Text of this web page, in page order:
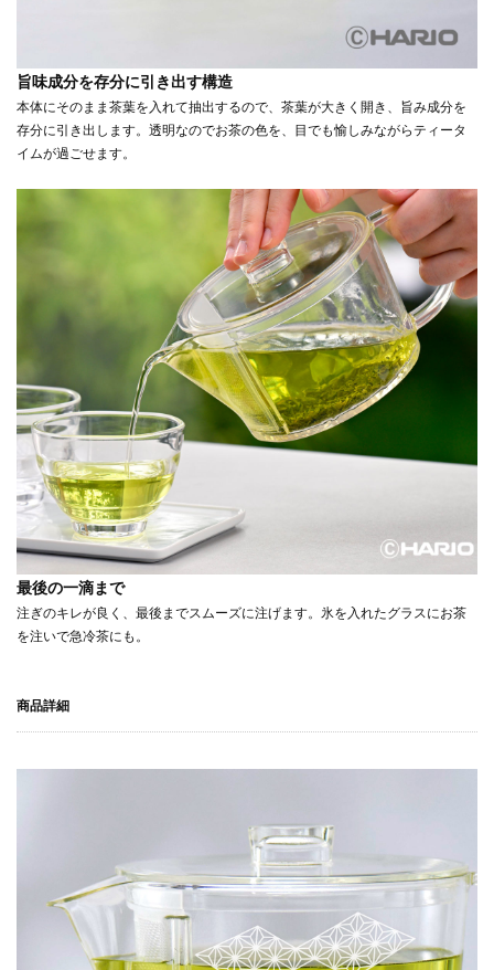
旨味成分を存分に引き出す構造
本体にそのまま茶葉を入れて抽出するので、茶葉が大きく開き、旨み成分を
存分に引き出します。透明なのでお茶の色を、目でも愉しみながらティータ
イムが過ごせます。
最後の一滴まで
注ぎのキレが良く、最後までスムーズに注げます。氷を入れたグラスにお茶
を注いで急冷茶にも。
商品詳細